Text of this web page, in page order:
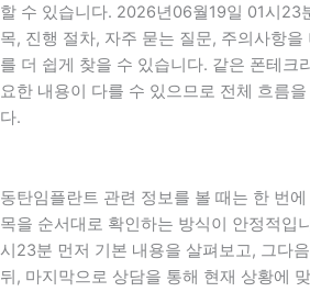
할 수 있습니다. 2026년06월19일 01시23
목, 진행 절차, 자주 묻는 질문, 주의사항을
를 더 쉽게 찾을 수 있습니다. 같은 폰테크
요한 내용이 다를 수 있으므로 전체 흐름
다.
동탄임플란트 관련 정보를 볼 때는 한 번
목을 순서대로 확인하는 방식이 안정적입
시23분 먼저 기본 내용을 살펴보고, 그다
뒤, 마지막으로 상담을 통해 현재 상황에